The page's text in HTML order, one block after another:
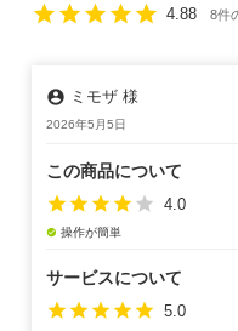
starstarstarstarstar 4.88 8件
account_circle ミモザ 様
2026年5月5日
この商品について
star star star star star 4.0
check_circle 操作が簡単
サービスについて
star star star star star 5.0